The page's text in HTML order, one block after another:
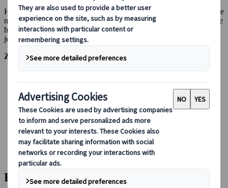
Hier finden Sie alle praktischen Informationen, die Sie für Ihre Reise
nach Japan benötigen, damit Sie bestens vorbereitet sind. Sollten Sie
hier nicht die gewünschten Antworten finden, können Sie sich
jederzeitan unser Team wenden
Zu einem Abschnitt springen:
Reisen nach Japan
Praktische Informationen
Wetter und Klima
Die japanische Sprache
Internet und WLAN
Geld und Zahlungen
Reisen innerhalb Japans
Aktivitäten und Erlebnisse
Essen in Japan
Wenn Sie Japan verlassen
Reisen nach Japan